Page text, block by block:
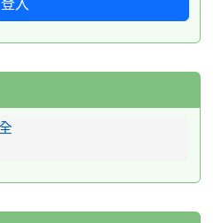
登入